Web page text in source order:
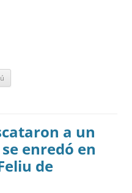
a un
enredó en
de